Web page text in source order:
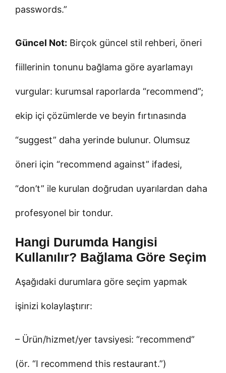
passwords.”
Güncel Not: Birçok güncel stil rehberi, öneri
fiillerinin tonunu bağlama göre ayarlamayı
vurgular: kurumsal raporlarda “recommend”;
ekip içi çözümlerde ve beyin fırtınasında
“suggest” daha yerinde bulunur. Olumsuz
öneri için “recommend against” ifadesi,
“don’t” ile kurulan doğrudan uyarılardan daha
profesyonel bir tondur.
Hangi Durumda Hangisi
Kullanılır? Bağlama Göre Seçim
Aşağıdaki durumlara göre seçim yapmak
işinizi kolaylaştırır:
– Ürün/hizmet/yer tavsiyesi: “recommend”
(ör. “I recommend this restaurant.”)